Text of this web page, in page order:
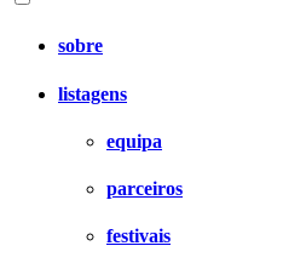
sobre
listagens
equipa
parceiros
festivais